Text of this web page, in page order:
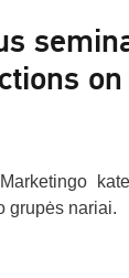
grupės nariai.